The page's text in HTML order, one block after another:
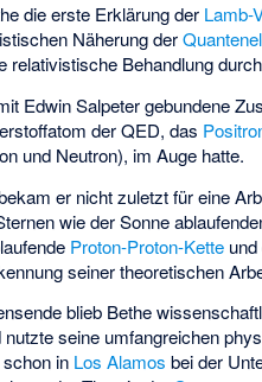
die erste Erklärung der Lamb-
Näherung der
relativistische Behandlung durch
Edwin Salpeter gebundene
der QED, das
und Neutron), im Auge hatte.
er nicht zuletzt für eine
wie der Sonne
Proton-Proton-Kette
seiner theoretischen
blieb Bethe
nutzte seine umfangreichen
in Los Alamos bei der